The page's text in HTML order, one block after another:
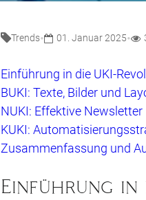
Trends• 01. Januar 2025•
Einführung in die UKI-
BUKI: Texte, Bilder und
NUKI: Effektive Newsletter
KUKI:
Zusammenfassung und
Einführung in